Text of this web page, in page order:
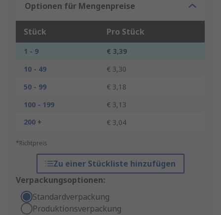
Optionen für Mengenpreise
Stück Pro Stück
1 - 9
€ 3,39
10 - 49
€ 3,30
50 - 99
€ 3,18
100 - 199
€ 3,13
200 +
€ 3,04
*Richtpreis
Zu einer Stückliste hinzufügen
Verpackungsoptionen:
Standardverpackung
Produktionsverpackung